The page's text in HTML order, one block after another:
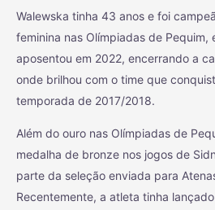
Walewska tinha 43 anos e foi
feminina nas Olímpiadas de Pequim,
aposentou em 2022, encerrando a
onde brilhou com o time que
temporada de 2017/2018.
Além do ouro nas Olímpiadas de
medalha de bronze nos jogos de
parte da seleção enviada para
Recentemente, a atleta tinha